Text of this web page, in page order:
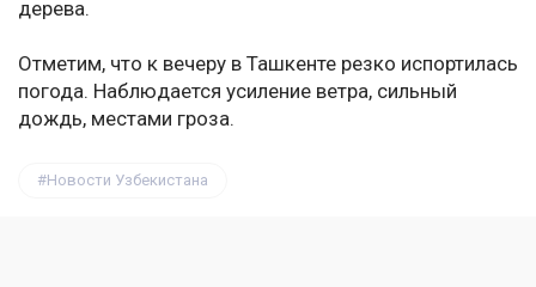
дерева.
Отметим, что к вечеру в Ташкенте резко испортилась
погода. Наблюдается усиление ветра, сильный
дождь, местами гроза.
Новости Узбекистана